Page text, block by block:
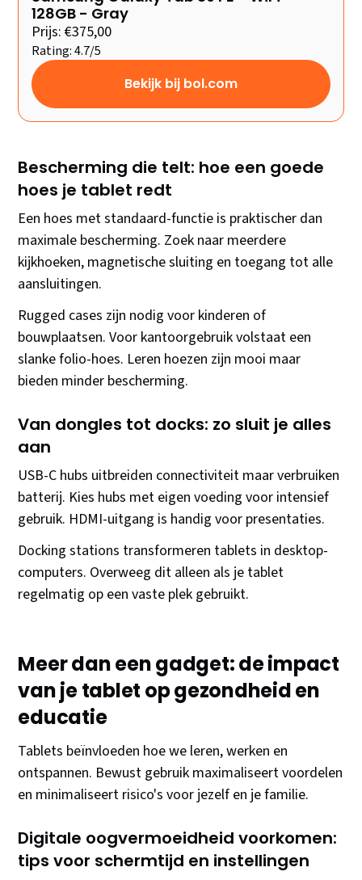
128GB - Gray
Prijs: €375,00
Rating: 4.7/5
Bekijk bij bol.com
Bescherming die telt: hoe een goede
hoes je tablet redt
Een hoes met standaard-functie is praktischer dan
maximale bescherming. Zoek naar meerdere
kijkhoeken, magnetische sluiting en toegang tot alle
aansluitingen.
Rugged cases zijn nodig voor kinderen of
bouwplaatsen. Voor kantoorgebruik volstaat een
slanke folio-hoes. Leren hoezen zijn mooi maar
bieden minder bescherming.
Van dongles tot docks: zo sluit je alles
aan
USB-C hubs uitbreiden connectiviteit maar verbruiken
batterij. Kies hubs met eigen voeding voor intensief
gebruik. HDMI-uitgang is handig voor presentaties.
Docking stations transformeren tablets in desktop-
computers. Overweeg dit alleen als je tablet
regelmatig op een vaste plek gebruikt.
Meer dan een gadget: de impact
van je tablet op gezondheid en
educatie
Tablets beïnvloeden hoe we leren, werken en
ontspannen. Bewust gebruik maximaliseert voordelen
en minimaliseert risico's voor jezelf en je familie.
Digitale oogvermoeidheid voorkomen:
tips voor schermtijd en instellingen